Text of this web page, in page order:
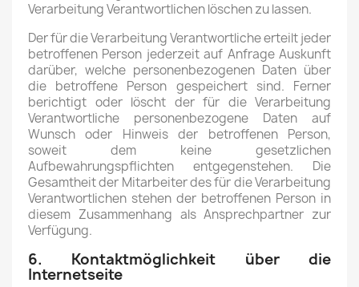
Verarbeitung Verantwortlichen löschen zu lassen.
Der für die Verarbeitung Verantwortliche erteilt jeder
betroffenen Person jederzeit auf Anfrage Auskunft
darüber, welche personenbezogenen Daten über
die betroffene Person gespeichert sind. Ferner
berichtigt oder löscht der für die Verarbeitung
Verantwortliche personenbezogene Daten auf
Wunsch oder Hinweis der betroffenen Person,
soweit dem keine gesetzlichen
Aufbewahrungspflichten entgegenstehen. Die
Gesamtheit der Mitarbeiter des für die Verarbeitung
Verantwortlichen stehen der betroffenen Person in
diesem Zusammenhang als Ansprechpartner zur
Verfügung.
6. Kontaktmöglichkeit über die
Internetseite